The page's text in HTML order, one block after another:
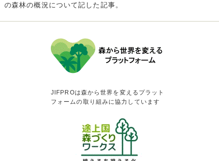
の森林の概況について記した記事。
JIFPROは森から世界を変えるプラット
フォームの取り組みに協力しています